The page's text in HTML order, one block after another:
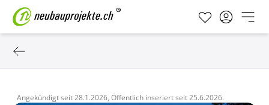
Angekündigt seit28.1.2026, Öffentlich inseriert seit25.6.2026.